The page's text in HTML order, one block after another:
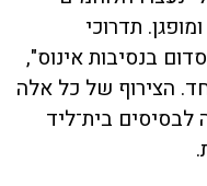
מופרז ומופגן. תדרוכי
בנסיבות אינוס",
הצירוף של כל אלה
לבסיסים בית־ליד